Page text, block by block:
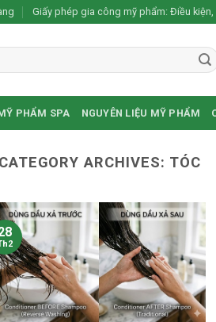
Giấy phép gia công mỹ phẩm: Điều
PHẨM SPA NGUYÊN LIỆU MỸ PHẨM
CATEGORY ARCHIVES: TÓC